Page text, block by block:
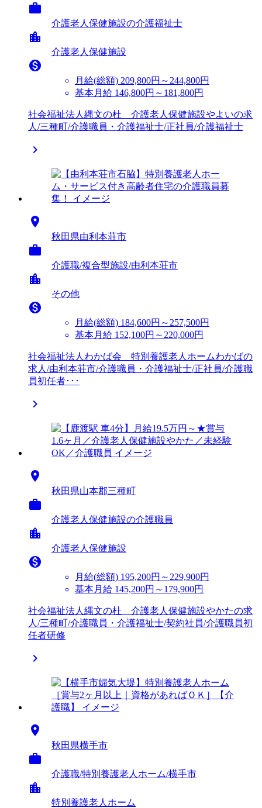

介護老人保健施設の介護福祉士
location_city
介護老人保健施設

月給(総額) 209,800円～244,800円
基本月給 146,800円～181,800円
社会福祉法人縄文の杜 介護老人保健施設やよいの求
人/三種町/介護職員・介護福祉士/正社員/介護福祉士


秋田県由利本荘市

介護職/複合型施設/由利本荘市
location_city
その他

月給(総額) 184,600円～257,500円
基本月給 152,100円～220,000円
社会福祉法人わかば会 特別養護老人ホームわかばの
求人/由利本荘市/介護職員・介護福祉士/正社員/介護職
員初任者･･･


秋田県山本郡三種町

介護老人保健施設の介護職員
location_city
介護老人保健施設

月給(総額) 195,200円～229,900円
基本月給 145,200円～179,900円
社会福祉法人縄文の杜 介護老人保健施設やかたの求
人/三種町/介護職員・介護福祉士/契約社員/介護職員初
任者研修


秋田県横手市

介護職/特別養護老人ホーム/横手市
location_city
特別養護老人ホーム